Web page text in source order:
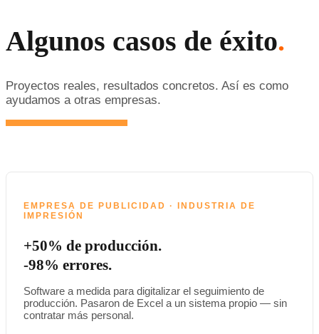
Algunos casos de éxito.
Proyectos reales, resultados concretos. Así es como
ayudamos a otras empresas.
EMPRESA DE PUBLICIDAD · INDUSTRIA DE
IMPRESIÓN
+50% de producción.
-98% errores.
Software a medida para digitalizar el seguimiento de
producción. Pasaron de Excel a un sistema propio — sin
contratar más personal.